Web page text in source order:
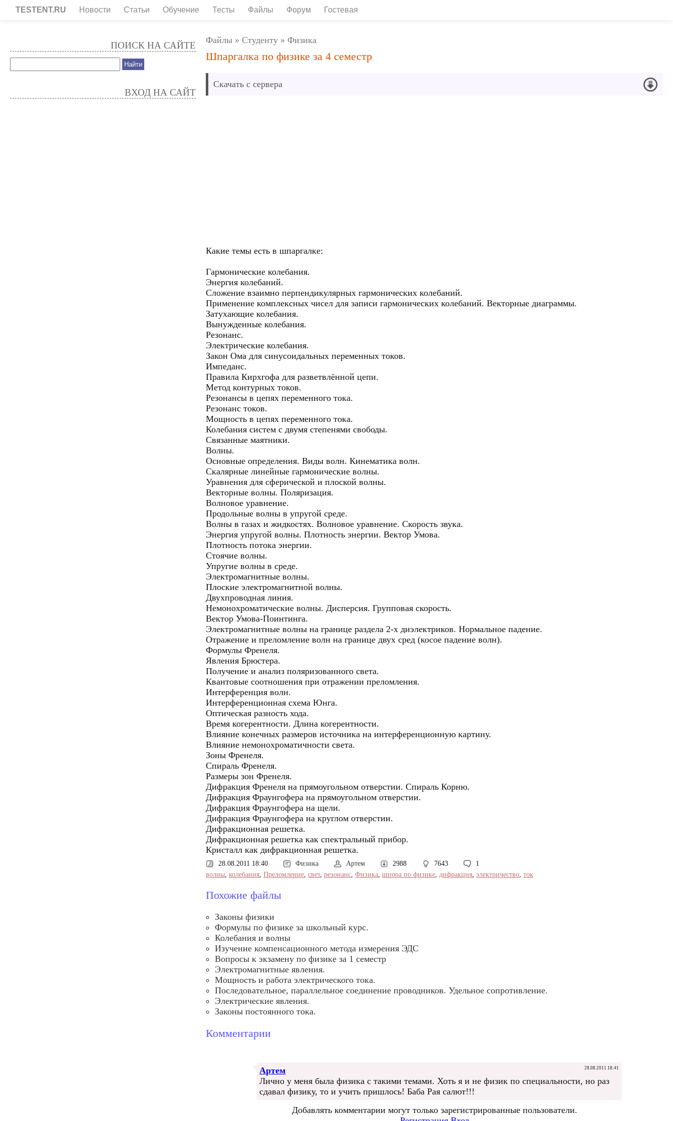
TESTENT.RU Новости Статьи Обучение Тесты Файлы Форум Гостевая
Файлы »Студенту »Физика
Шпаргалка по физике за 4 семестр
Скачать с сервера
Какие темы есть в шпаргалке:
Гармонические колебания.
Энергия колебаний.
Сложение взаимно перпендикулярных гармонических колебаний.
Применение комплексных чисел для записи гармонических колебаний. Векторные диаграммы.
Затухающие колебания.
Вынужденные колебания.
Резонанс.
Электрические колебания.
Закон Ома для синусоидальных переменных токов.
Импеданс.
Правила Кирхгофа для разветвлённой цепи.
Метод контурных токов.
Резонансы в цепях переменного тока.
Резонанс токов.
Мощность в цепях переменного тока.
Колебания систем с двумя степенями свободы.
Связанные маятники.
Волны.
Основные определения. Виды волн. Кинематика волн.
Скалярные линейные гармонические волны.
Уравнения для сферической и плоской волны.
Векторные волны. Поляризация.
Волновое уравнение.
Продольные волны в упругой среде.
Волны в газах и жидкостях. Волновое уравнение. Скорость звука.
Энергия упругой волны. Плотность энергии. Вектор Умова.
Плотность потока энергии.
Стоячие волны.
Упругие волны в среде.
Электромагнитные волны.
Плоские электромагнитной волны.
Двухпроводная линия.
Немонохроматические волны. Дисперсия. Групповая скорость.
Вектор Умова-Поинтинга.
Электромагнитные волны на границе раздела 2-х диэлектриков. Нормальное падение.
Отражение и преломление волн на границе двух сред (косое падение волн).
Формулы Френеля.
Явления Брюстера.
Получение и анализ поляризованного света.
Квантовые соотношения при отражении преломления.
Интерференция волн.
Интерференционная схема Юнга.
Оптическая разность хода.
Время когерентности. Длина когерентности.
Влияние конечных размеров источника на интерференционную картину.
Влияние немонохроматичности света.
Зоны Френеля.
Спираль Френеля.
Размеры зон Френеля.
Дифракция Френеля на прямоугольном отверстии. Спираль Корню.
Дифракция Фраунгофера на прямоугольном отверстии.
Дифракция Фраунгофера на щели.
Дифракция Фраунгофера на круглом отверстии.
Дифракционная решетка.
Дифракционная решетка как спектральный прибор.
Кристалл как дифракционная решетка.
28.08.2011 18:40 Физика Артем 2988 7643
1
волны,колебания,Преломление,свет,резонанс,Физика,шпора по физике,дифракция,электричество,ток
Похожие файлы
Законы физики
Формулы по физике за школьный курс.
Колебания и волны
Изучение компенсационного метода измерения ЭДС
Вопросы к экзамену по физике за 1 семестр
Электромагнитные явления.
Мощность и работа электрического тока.
Последовательное, параллельное соединение проводников. Удельное сопротивление.
Электрические явления.
Законы постоянного тока.
Комментарии
Артем 28.08.2011 18:41
Лично у меня была физика с такими темами. Хоть я и не физик по специальности, но раз
сдавал физику, то и учить пришлось! Баба Рая салют!!!
Добавлять комментарии могут только зарегистрированные пользователи.
ПОИСК НА САЙТЕ
ВХОД НА САЙТ